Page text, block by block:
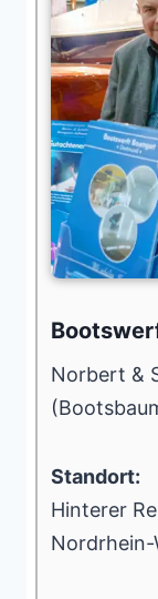
Norbert &
Standort:
Hinterer
Nordrhein-